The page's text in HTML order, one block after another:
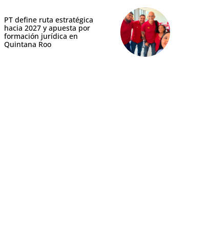
PT define ruta estratégica
hacia 2027 y apuesta por
formación jurídica en
Quintana Roo